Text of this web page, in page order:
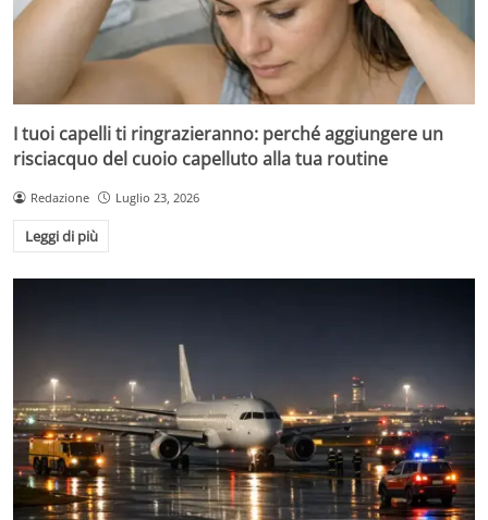
I tuoi capelli ti ringrazieranno: perché aggiungere un
risciacquo del cuoio capelluto alla tua routine
Redazione Luglio 23, 2026
Leggi di più